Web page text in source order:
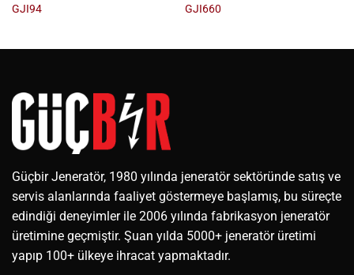
GJI94 GJI660
Güçbir Jeneratör, 1980 yılında jeneratör sektöründe satış ve
servis alanlarında faaliyet göstermeye başlamış, bu süreçte
edindiği deneyimler ile 2006 yılında fabrikasyon jeneratör
üretimine geçmiştir. Şuan yılda 5000+ jeneratör üretimi
yapıp 100+ ülkeye ihracat yapmaktadır.